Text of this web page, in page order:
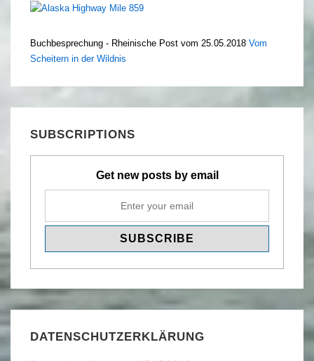
Buchbesprechung - Rheinische Post vom 25.05.2018 Vom
Scheitern in der Wildnis
SUBSCRIPTIONS
Get new posts by email
DATENSCHUTZERKLÄRUNG